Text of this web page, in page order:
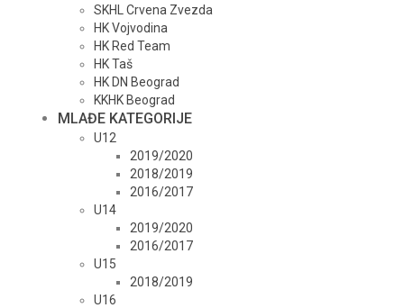
SKHL Crvena Zvezda
HK Vojvodina
HK Red Team
HK Taš
HK DN Beograd
KKHK Beograd
MLAĐE KATEGORIJE
U12
2019/2020
2018/2019
2016/2017
U14
2019/2020
2016/2017
U15
2018/2019
U16